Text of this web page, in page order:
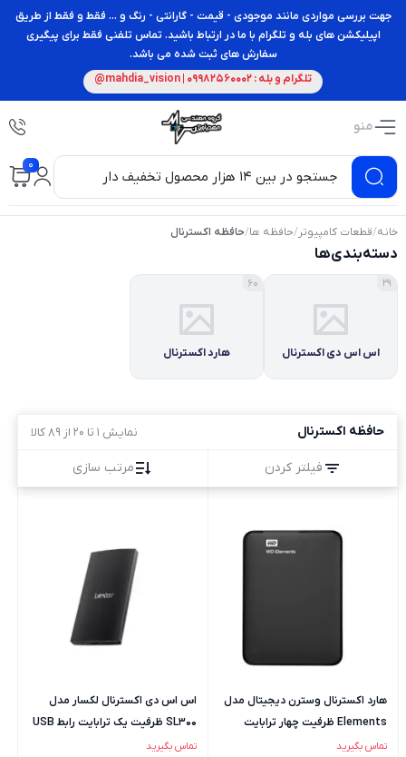
جهت بررسی مواردی مانند موجودی - قیمت - گارانتی - رنگ و ... فقط و فقط از طریق
اپیلیکشن های بله و تلگرام با ما در ارتباط باشید. تماس تلفنی فقط برای پیگیری
سفارش های ثبت شده می باشد.
تلگرام و بله : 09982560002 | mahdia_vision@
منو
0
خانه/قطعات کامپیوتر/حافظه ها/حافظه اکسترنال
دسته‌بندی‌ها
29
اس اس دی اکسترنال
60
هارد اکسترنال
حافظه اکسترنال نمایش 1 تا 20 از 89 کالا
فیلتر کردن مرتب سازی
هارد اکسترنال وسترن دیجیتال مدل
Elements ظرفیت چهار ترابایت
دارای رابط USB Type-A 3.2
تماس بگیرید
اس اس دی اکسترنال لکسار مدل
SL300 ظرفیت یک ترابایت رابط USB
Type-A 3.2
تماس بگیرید